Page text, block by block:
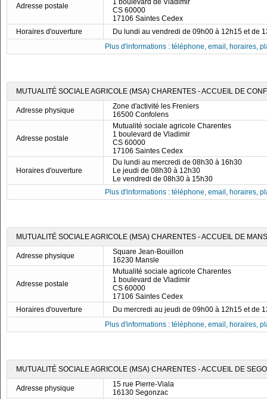
Adresse postale
1 boulevard de Vladimir
CS 60000
17106 Saintes Cedex
Horaires d'ouverture
Du lundi au vendredi de 09h00 à 12h15 et de
Plus d'informations : téléphone, email, horaires,
MUTUALITÉ SOCIALE AGRICOLE (MSA) CHARENTES - ACCUEIL DE
Adresse physique
Zone d'activité les Freniers
16500 Confolens
Adresse postale
Mutualité sociale agricole Charentes
1 boulevard de Vladimir
CS 60000
17106 Saintes Cedex
Horaires d'ouverture
Du lundi au mercredi de 08h30 à 16h30
Le jeudi de 08h30 à 12h30
Le vendredi de 08h30 à 15h30
Plus d'informations : téléphone, email, horaires,
MUTUALITÉ SOCIALE AGRICOLE (MSA) CHARENTES - ACCUEIL DE
Adresse physique
Square Jean-Bouillon
16230 Mansle
Adresse postale
Mutualité sociale agricole Charentes
1 boulevard de Vladimir
CS 60000
17106 Saintes Cedex
Horaires d'ouverture
Du mercredi au jeudi de 09h00 à 12h15 et de
Plus d'informations : téléphone, email, horaires,
MUTUALITÉ SOCIALE AGRICOLE (MSA) CHARENTES - ACCUEIL DE
Adresse physique
15 rue Pierre-Viala
16130 Segonzac